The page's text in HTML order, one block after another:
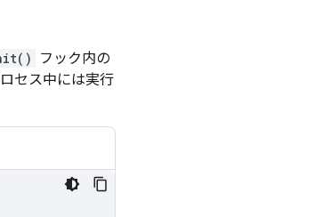
フック内の
セス中には実行